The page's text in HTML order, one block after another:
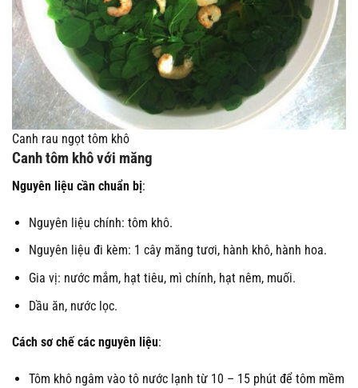
Canh rau ngọt tôm khô
Canh tôm khô với măng
Nguyên liệu cần chuẩn bị:
Nguyên liệu chính: tôm khô.
Nguyên liệu đi kèm: 1 cây măng tươi, hành khô, hành hoa.
Gia vị: nước mắm, hạt tiêu, mì chính, hạt nêm, muối.
Dầu ăn, nước lọc.
Cách sơ chế các nguyên liệu:
Tôm khô ngâm vào tô nước lạnh từ 10 – 15 phút để tôm mềm